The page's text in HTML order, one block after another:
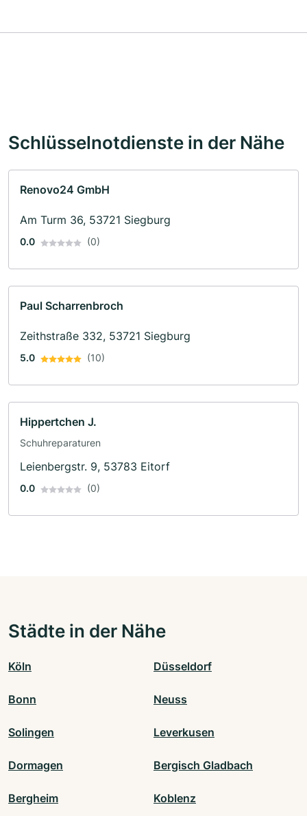
Schlüsselnotdienste in der Nähe
Renovo24 GmbH
Am Turm 36, 53721 Siegburg
0.0 (0)
Paul Scharrenbroch
Zeithstraße 332, 53721 Siegburg
5.0 (10)
Hippertchen J.
Schuhreparaturen
Leienbergstr. 9, 53783 Eitorf
0.0 (0)
Städte in der Nähe
Köln Düsseldorf
Bonn Neuss
Solingen Leverkusen
Dormagen Bergisch Gladbach
Bergheim Koblenz